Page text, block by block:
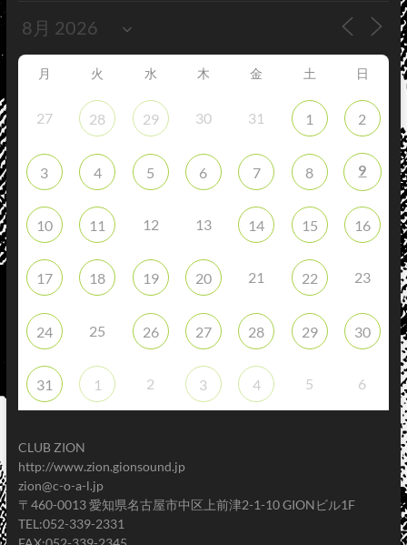
月 火 水 木 金 土 日
27 28 29 30 31 1 2
3 4 5 6 7 8 9
10 11 12 13 14 15 16
17 18 19 20 21 22 23
24 25 26 27 28 29 30
31 1 2 3 4 5 6
CLUB ZION
http://www.zion.gionsound.jp
zion@c-o-a-l.jp
〒460-0013 愛知県名古屋市中区上前津2-1-10 GIONビル1F
TEL:052-339-2331